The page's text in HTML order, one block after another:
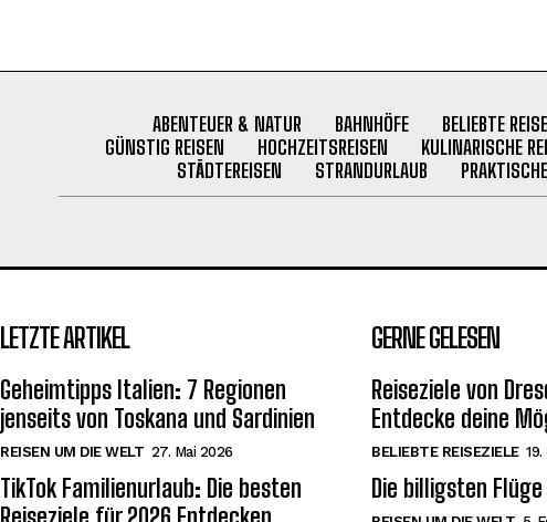
ABENTEUER & NATUR BAHNHÖFE BELIEBTE
GÜNSTIG REISEN
HOCHZEITSREISEN KULINARISCHE
STÄDTEREISEN
STRANDURLAUB
LETZTE ARTIKEL
Geheimtipps Italien: 7 Regionen
jenseits von Toskana und Sardinien
REISEN UM DIE WELT 27. Mai 2026
TikTok Familienurlaub: Die besten
GERNE GELESEN
Reiseziele von
Entdecke deine
BELIEBTE REISEZIELE
Die billigsten